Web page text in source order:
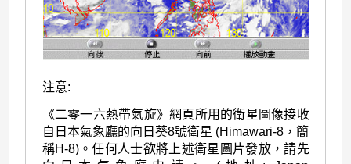
注意:
《二零一六熱帶氣旋》網頁所用的衛星圖像接收
自日本氣象廳的向日葵8號衛星 (Himawari-8，簡
稱H-8)。任何人士欲將上述衛星圖片發放，請先